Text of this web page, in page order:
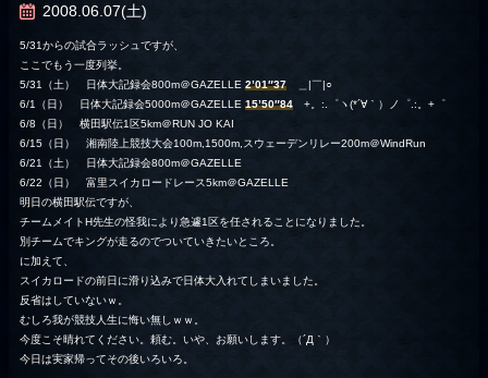
2008.06.07(土)
5/31からの試合ラッシュですが、
ここでもう一度列挙。
5/31（土） 日体大記録会800m＠GAZELLE 2’01″37 ＿|￣|○
6/1（日） 日体大記録会5000m＠GAZELLE 15’50″84 +。:.゜ヽ(*´∀｀）ノ゜.:。+゜
6/8（日） 横田駅伝1区5km＠RUN JO KAI
6/15（日） 湘南陸上競技大会100m,1500m,スウェーデンリレー200m＠WindRun
6/21（土） 日体大記録会800m＠GAZELLE
6/22（日） 富里スイカロードレース5km＠GAZELLE
明日の横田駅伝ですが、
チームメイトH先生の怪我により急遽1区を任されることになりました。
別チームでキングが走るのでついていきたいところ。
に加えて、
スイカロードの前日に滑り込みで日体大入れてしまいました。
反省はしていないｗ。
むしろ我が競技人生に悔い無しｗｗ。
今度こそ晴れてください。頼む。いや、お願いします。（´Д｀）
今日は実家帰ってその後いろいろ。